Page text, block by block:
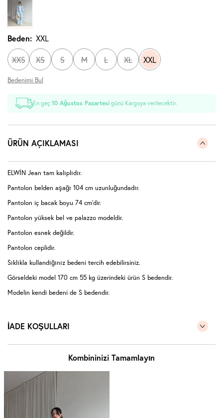
Beden: XXL
XXS XS S M L XL XXL
Bedenimi Bul
En geç10 Ağustos Pazartesi günü Kargoya verilecektir.
ÜRÜN AÇIKLAMASI
ELWİN Jean tam kalıplıdır.
Pantolon belden aşağı 104 cm uzunluğundadır.
Pantolon iç bacak boyu 74 cm'dir.
Pantolon yüksek bel ve palazzo modeldir.
Pantolon esnek değildir.
Pantolon ceplidir.
Sıklıkla kullandığınız bedeni tercih edebilirsiniz.
Görseldeki model 170 cm 55 kg üzerindeki ürün S bedendir.
Modelin kendi bedeni de S bedendir.
İADE KOŞULLARI
Kombininizi Tamamlayın